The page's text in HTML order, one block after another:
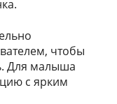
чтобы
Для малыша
с ярким